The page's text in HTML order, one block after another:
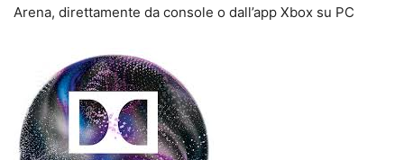
Arena, direttamente da console o dall’app Xbox su PC